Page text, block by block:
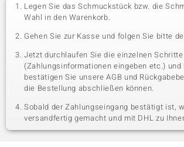
Legen Sie das Schmuckstück bzw. die
Wahl in den Warenkorb.
Gehen Sie zur Kasse und folgen Sie bitte
Jetzt durchlaufen Sie die einzelnen Schritte
(Zahlungsinformationen eingeben etc.) und
bestätigen Sie unsere AGB und
die Bestellung abschließen können.
Sobald der Zahlungseingang bestätigt ist,
versandfertig gemacht und mit DHL zu